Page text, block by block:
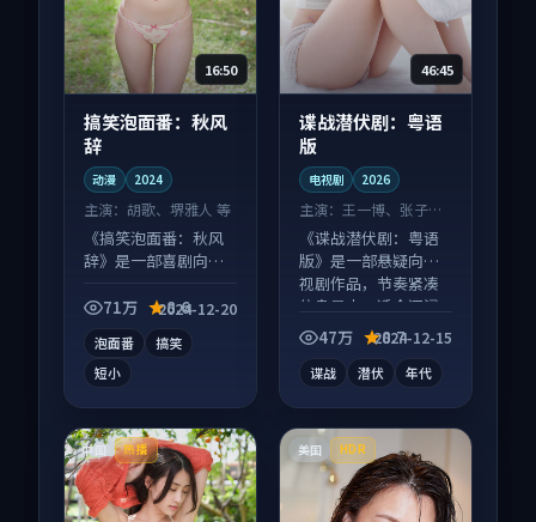
16:50
搞笑泡面番：秋风
辞
动漫 2024
主演： 胡歌、堺雅人 等
《搞笑泡面番：秋风
辞》是一部喜剧向动
为内核，情感戏份扎
71万 8.6
2024-12-20
泡面番
搞笑
短小
46:45
谍战潜伏剧：粤语
版
电视剧 2026
主演： 王一博、张子枫
等
《谍战潜伏剧：粤语
版》是一部悬疑向电
视剧作品，节奏紧凑
信息量大，适合沉浸
式追看。
47万 8.7
2024-12-15
谍战 潜伏 年代
中国 热播 美国 HDR